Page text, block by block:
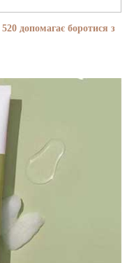
допомагає боротися з